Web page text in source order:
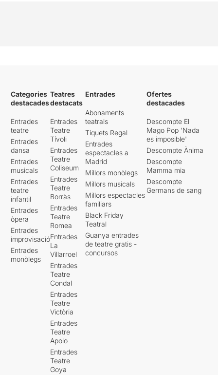
Categories
destacades
Entrades
teatre
Entrades
dansa
Entrades
musicals
Entrades
teatre
infantil
Entrades
òpera
Entrades
improvisació
Entrades
monòlegs
Teatres
destacats
Entrades
Teatre
Tívoli
Entrades
Teatre
Coliseum
Entrades
Teatre
Borràs
Entrades
Teatre
Romea
Entrades
La
Villarroel
Entrades
Teatre
Condal
Entrades
Teatre
Victòria
Entrades
Teatre
Apolo
Entrades
Teatre
Goya
Entrades
Abonaments
teatrals
Tiquets Regal
Entrades
espectacles a
Madrid
Millors monòlegs
Millors musicals
Millors espectacles
familiars
Black Friday
Teatral
Guanya entrades
de teatre gratis -
concursos
Ofertes
destacades
Descompte El
Mago Pop 'Nada
es imposible'
Descompte Ànima
Descompte
Mamma mia
Descompte
Germans de sang